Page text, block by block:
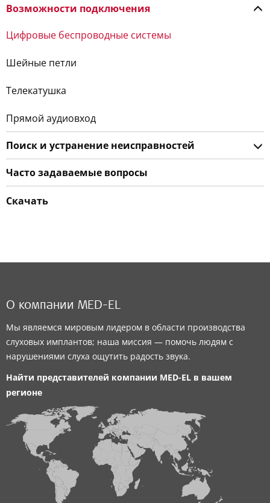
Возможности подключения
Цифровые беспроводные системы
Шейные петли
Телекатушка
Прямой аудиовход
Поиск и устранение неисправностей
Часто задаваемые вопросы
Скачать
О компании MED-EL
Мы являемся мировым лидером в области производства
слуховых имплантов; наша миссия — помочь людям с
нарушениями слуха ощутить радость звука.
Найти представителей компании MED-EL в вашем
регионе